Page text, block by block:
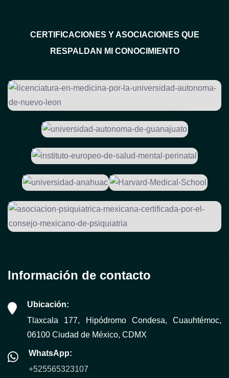
CERTIFICACIONES Y ASOCIACIONES QUE
RESPALDAN MI CONOCIMIENTO
Información de contacto
Ubicación:
Tlaxcala 177, Hipódromo Condesa, Cuauhtémoc,
06100 Ciudad de México, CDMX
WhatsApp:
+525565323107